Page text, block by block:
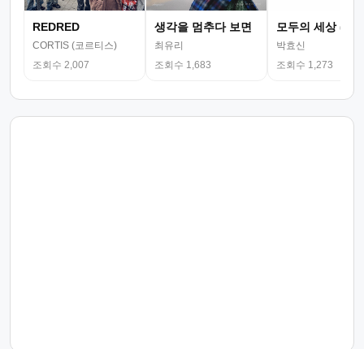
REDRED
CORTIS (코르티스)
조회수 2,007
생각을 멈추다 보면
최유리
조회수 1,683
모두의 세상 (뮤
박효신
조회수 1,273